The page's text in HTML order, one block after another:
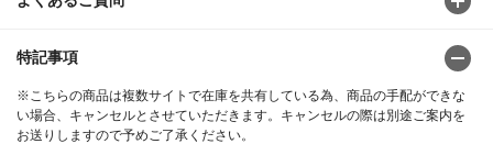
特記事項
※こちらの商品は複数サイトで在庫を共有している為、商品の手配ができな
い場合、キャンセルとさせていただきます。キャンセルの際は別途ご案内を
お送りしますので予めご了承ください。